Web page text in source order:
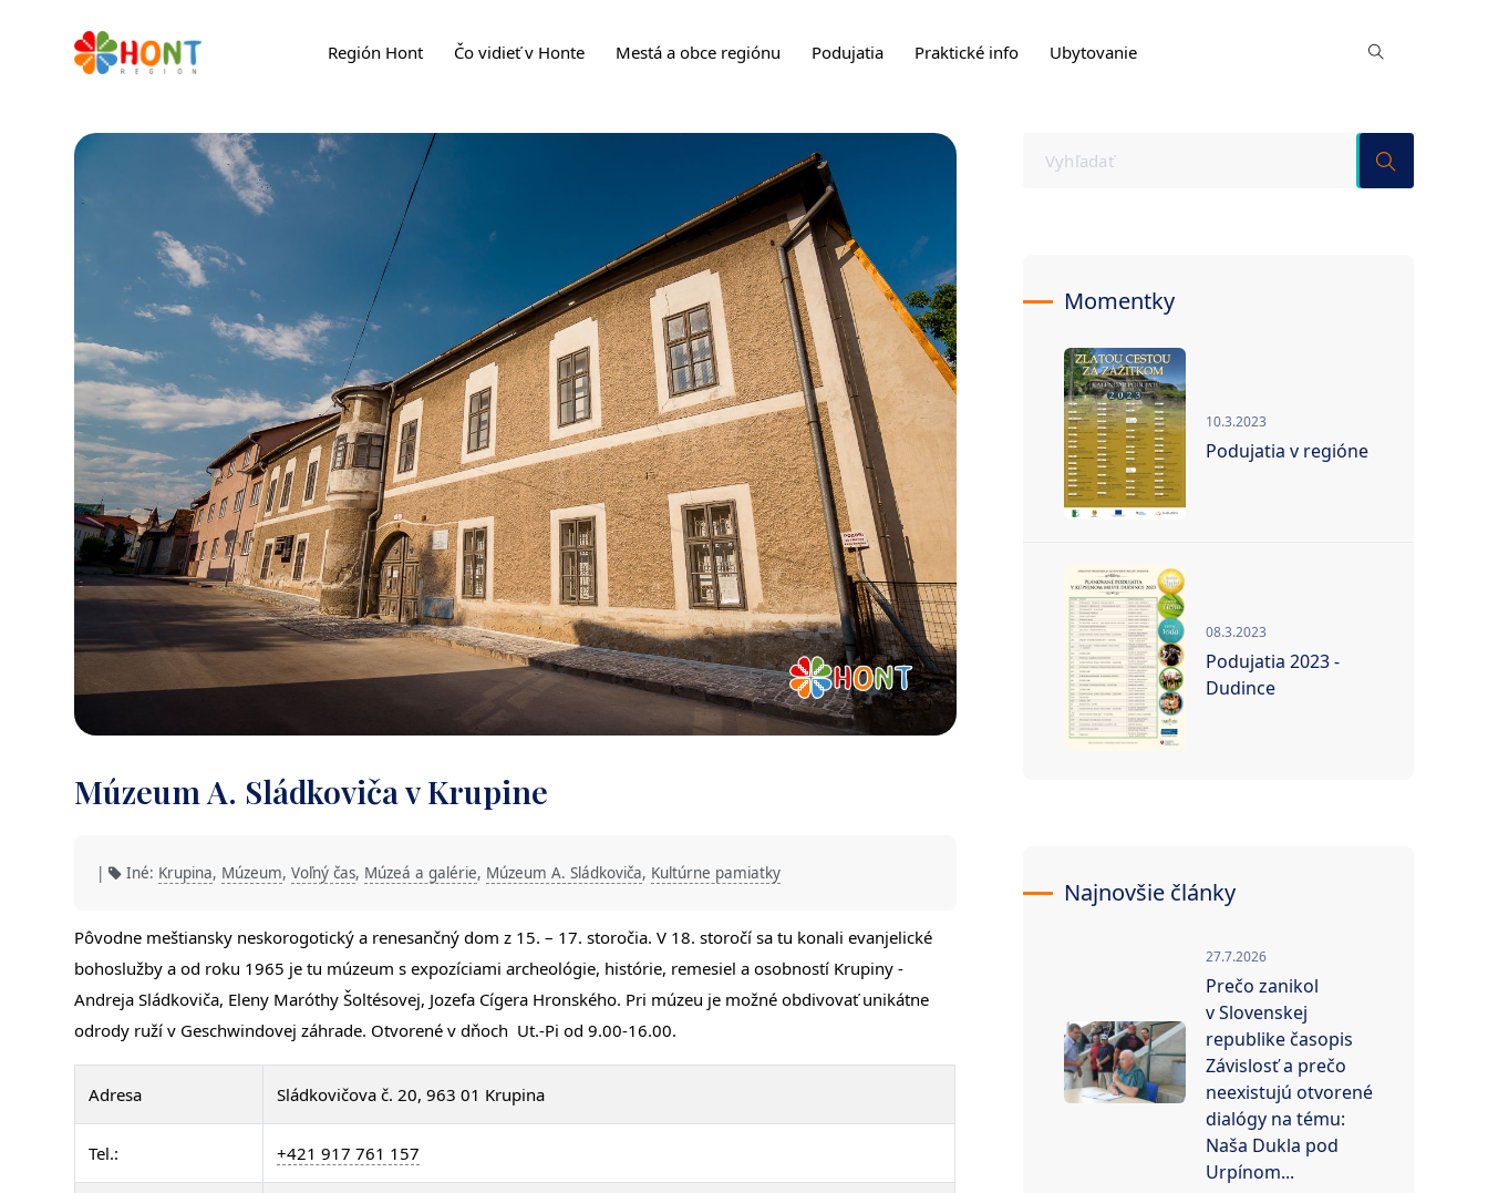
Región Hont Čo vidieť v Honte Mestá a obce regiónu Podujatia Praktické info Ubytovanie
Múzeum A. Sládkoviča v Krupine
| Iné: Krupina, Múzeum, Voľný čas, Múzeá a galérie, Múzeum A. Sládkoviča, Kultúrne pamiatky
Pôvodne meštiansky neskorogotický a renesančný dom z 15. – 17. storočia. V 18. storočí sa tu konali evanjelické
bohoslužby a od roku 1965 je tu múzeum s expozíciami archeológie, histórie, remesiel a osobností Krupiny -
Andreja Sládkoviča, Eleny Maróthy Šoltésovej, Jozefa Cígera Hronského. Pri múzeu je možné obdivovať unikátne
odrody ruží v Geschwindovej záhrade. Otvorené v dňoch Ut.-Pi od 9.00-16.00.
Adresa Sládkovičova č. 20, 963 01 Krupina
Tel.: +421 917 761 157
Momentky
10.3.2023
Podujatia v regióne
08.3.2023
Podujatia 2023 -
Dudince
Najnovšie články
27.7.2026
Prečo zanikol
v Slovenskej
republike časopis
Závislosť a prečo
neexistujú otvorené
dialógy na tému:
Naša Dukla pod
Urpínom...